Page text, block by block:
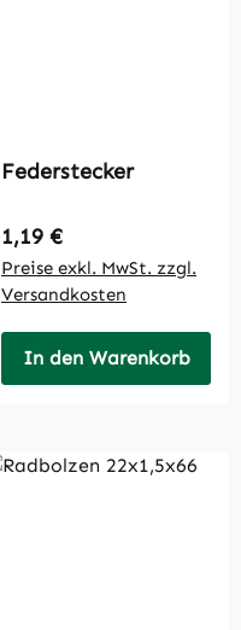
Federstecker
Regulärer Preis:
1,19 €
Preise exkl. MwSt. zzgl.
Versandkosten
In den Warenkorb